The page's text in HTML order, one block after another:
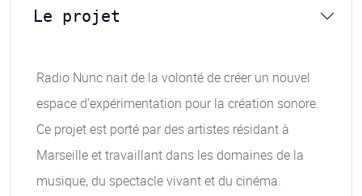
Le projet
Radio Nunc nait de la volonté de créer un nouvel
espace d’expérimentation pour la création sonore.
Ce projet est porté par des artistes résidant à
Marseille et travaillant dans les domaines de la
musique, du spectacle vivant et du cinéma.